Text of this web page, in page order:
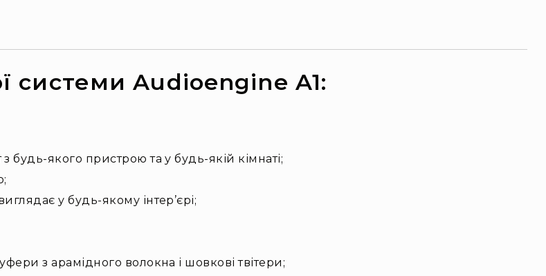
системи Audioengine A1:
якого пристрою та у будь-якій кімнаті;
у будь-якому інтер’єрі;
з арамідного волокна і шовкові твітери;